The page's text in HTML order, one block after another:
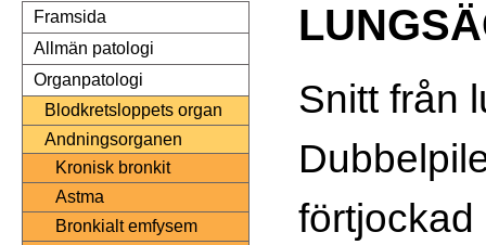
Framsida
Allmän patologi
Organpatologi
Blodkretsloppets organ
Andningsorganen
Kronisk bronkit
Astma
Bronkialt emfysem
Snitt från
förtjockad